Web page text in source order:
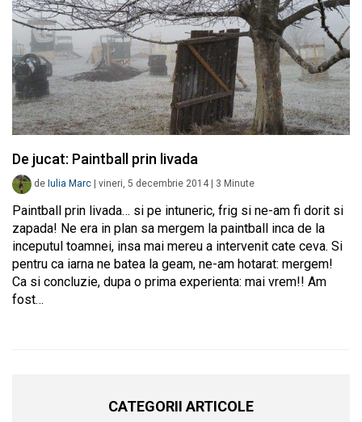
De jucat: Paintball prin livada
de Iulia Marc vineri, 5 decembrie 2014 3 Minute
Paintball prin livada… si pe intuneric, frig si ne-am fi dorit si
zapada! Ne era in plan sa mergem la paintball inca de la
inceputul toamnei, insa mai mereu a intervenit cate ceva. Si
pentru ca iarna ne batea la geam, ne-am hotarat: mergem!
Ca si concluzie, dupa o prima experienta: mai vrem!! Am
fost…
CATEGORII ARTICOLE